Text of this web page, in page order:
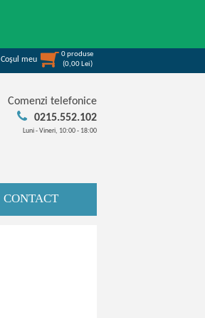
Coşul meu
0produse
(0,00 Lei)
Comenzi telefonice
0215.552.102
Luni - Vineri, 10:00 - 18:00
CONTACT